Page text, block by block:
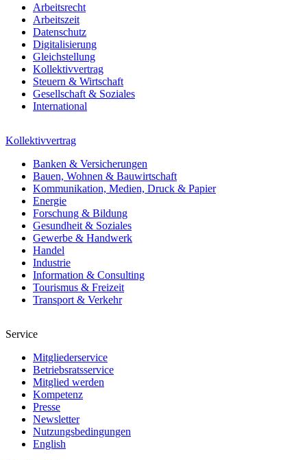
Arbeitsrecht
Arbeitszeit
Datenschutz
Digitalisierung
Gleichstellung
Kollektivvertrag
Steuern & Wirtschaft
Gesellschaft & Soziales
International
Kollektivvertrag
Banken & Versicherungen
Bauen, Wohnen & Bauwirtschaft
Kommunikation, Medien, Druck & Papier
Energie
Forschung & Bildung
Gesundheit & Soziales
Gewerbe & Handwerk
Handel
Industrie
Information & Consulting
Tourismus & Freizeit
Transport & Verkehr
Service
Mitgliederservice
Betriebsratsservice
Mitglied werden
Kompetenz
Presse
Newsletter
Nutzungsbedingungen
English